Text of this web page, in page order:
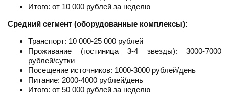
Итого: от 10 000 рублей за неделю
Средний сегмент (оборудованные комплексы):
Транспорт: 10 000-25 000 рублей
Проживание (гостиница 3-4 звезды): 3000-7000
рублей/сутки
Посещение источников: 1000-3000 рублей/день
Питание: 2000-4000 рублей/день
Итого: от 50 000 рублей за неделю